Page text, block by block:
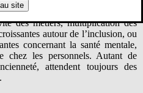
ne datent pas d’hier : difficultés
des métiers, multiplication des
autour de l’inclusion, ou
concernant la santé mentale,
chez les personnels. Autant de
attendent toujours des
site